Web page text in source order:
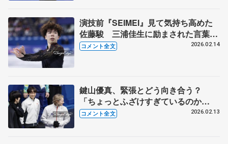
演技前『SEIMEI』見て気持ち高めた
佐藤駿 三浦佳生に励まされた言葉
は 【ミラノ五輪男子フリー】
コメント全文 2026.02.14
鍵山優真、緊張とどう向き合う？
「ちょっとふざけすぎているのか
な...」 【12日公式練習後】
コメント全文 2026.02.13